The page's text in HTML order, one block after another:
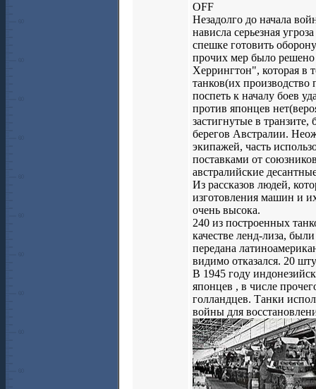
OFF
Незадолго до начала
нависла серьезная
спешке готовить
прочих мер было
Херрингтон", которая в
танков(их производство
поспеть к началу боев
против японцев
застигнутые в
берегов Австралии.
экипажей, часть
поставками от
австралийские
Из рассказов людей,
изготовления машин и
очень высока.
240 из построенных
качестве ленд-лиза,
передана
видимо отказался. 20
В 1945 году
японцев , в числе
голландцев. Танки
войны для